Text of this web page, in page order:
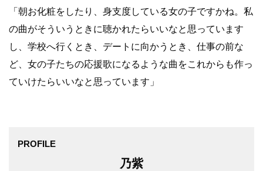
「朝お化粧をしたり、身支度している女の子ですかね。私
の曲がそういうときに聴かれたらいいなと思っています
し、学校へ行くとき、デートに向かうとき、仕事の前な
ど、女の子たちの応援歌になるような曲をこれからも作っ
ていけたらいいなと思っています」
PROFILE
乃紫